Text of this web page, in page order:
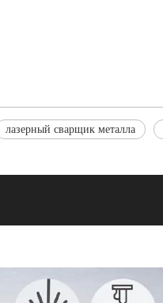
лазерный сварщик металла